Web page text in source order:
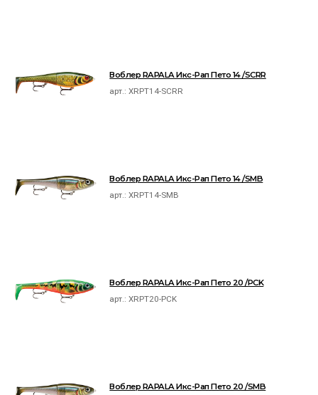
Воблер RAPALA Икс-Рап Пето 14 /SCRR
арт.:XRPT14-SCRR
Воблер RAPALA Икс-Рап Пето 14 /SMB
арт.:XRPT14-SMB
Воблер RAPALA Икс-Рап Пето 20 /PCK
арт.:XRPT20-PCK
Воблер RAPALA Икс-Рап Пето 20 /SMB